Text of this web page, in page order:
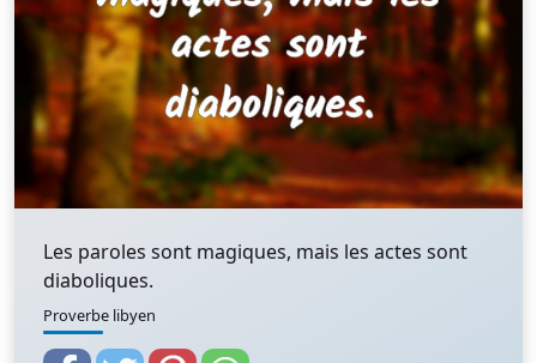
Les paroles sont magiques, mais les actes sont
diaboliques.
Proverbe libyen